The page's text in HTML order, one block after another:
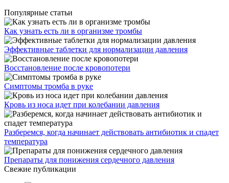
Популярные статьи
Как узнать есть ли в организме тромбы
Эффективные таблетки для нормализации давления
Восстановление после кровопотери
Симптомы тромба в руке
Кровь из носа идет при колебании давления
Разберемся, когда начинает действовать антибиотик и спадет
температура
Препараты для понижения сердечного давления
Свежие публикации